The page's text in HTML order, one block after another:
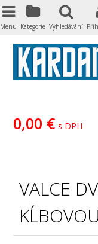
0,00 € s DPH
VALCE
Menu Kategorie Vyhledávání